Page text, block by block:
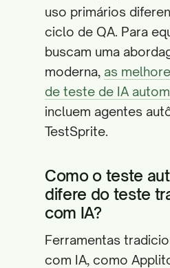
uso primários
ciclo de QA. Para
buscam uma
moderna, as
de teste de IA
incluem agentes
TestSprite.
Como o teste
difere do teste
com IA?
Ferramentas
com IA, como